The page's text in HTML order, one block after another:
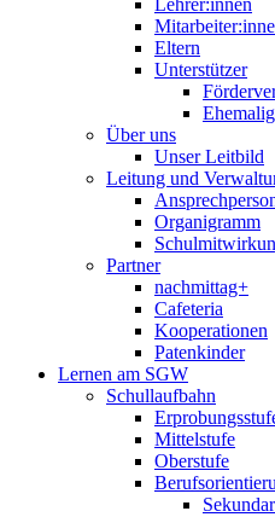
Lehrer:innen
Eltern
Unterstützer
Über uns
Unser Leitbild
Leitung und
Organigramm
Partner
nachmittag+
Cafeteria
Kooperationen
Patenkinder
Lernen am SGW
Schullaufbahn
Mittelstufe
Oberstufe